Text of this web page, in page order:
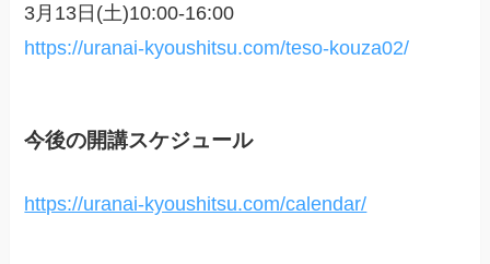
3月13日(土)10:00-16:00
https://uranai-kyoushitsu.com/teso-kouza02/
今後の開講スケジュール
https://uranai-kyoushitsu.com/calendar/